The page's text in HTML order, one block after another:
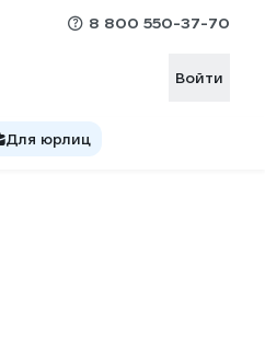
8 800 550-37-70
Войти
Для юрлиц